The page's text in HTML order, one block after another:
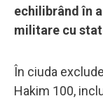
echilibrând în
militare cu
În ciuda
Hakim 100,